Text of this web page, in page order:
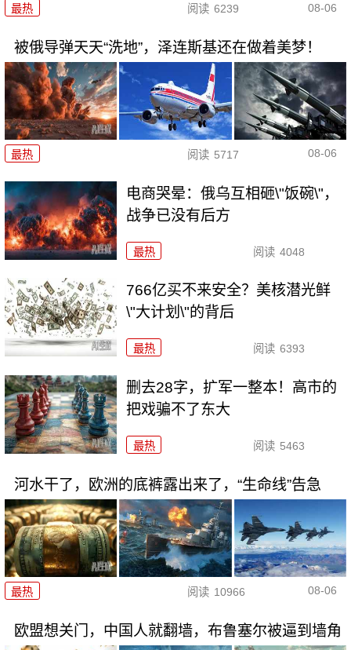
最热 阅读 6239 08-06
被俄导弹天天“洗地”，泽连斯基还在做着美梦！
最热 阅读 5717 08-06
电商哭晕：俄乌互相砸\"饭碗\"，
战争已没有后方
最热 阅读 4048
766亿买不来安全？美核潜光鲜
\"大计划\"的背后
最热 阅读 6393
删去28字，扩军一整本！高市的
把戏骗不了东大
最热 阅读 5463
河水干了，欧洲的底裤露出来了，“生命线”告急
最热 阅读 10966 08-06
欧盟想关门，中国人就翻墙，布鲁塞尔被逼到墙角